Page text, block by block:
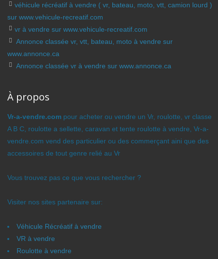
véhicule récréatif à vendre ( vr, bateau, moto, vtt, camion lourd )
sur www.vehicule-recreatif.com
vr à vendre sur www.vehicule-recreatif.com
Annonce classée vr, vtt, bateau, moto à vendre sur
www.annonce.ca
Annonce classée vr à vendre sur www.annonce.ca
À propos
Vr-a-vendre.com pour acheter ou vendre un Vr, roulotte, vr classe
A B C, roulotte a sellette, caravan et tente roulotte à vendre, Vr-a-
vendre.com vend des particulier ou des commerçant aini que des
accessoires de tout genre relié au Vr
Vous trouvez pas ce que vous rechercher ?
Visiter nos sites partenaire sur:
Véhicule Récréatif à vendre
VR à vendre
Roulotte à vendre